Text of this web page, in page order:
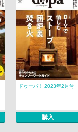
ドゥーパ！ 2023年2月号
購入